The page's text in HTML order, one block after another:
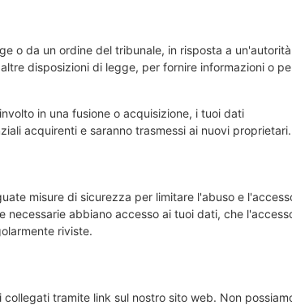
o da un ordine del tribunale, in risposta a un'autorità
disposizioni di legge, per fornire informazioni o
in una fusione o acquisizione, i tuoi dati
acquirenti e saranno trasmessi ai nuovi proprietari.
misure di sicurezza per limitare l'abuso e
necessarie abbiano accesso ai tuoi dati, che
riviste.
tramite link sul nostro sito web. Non